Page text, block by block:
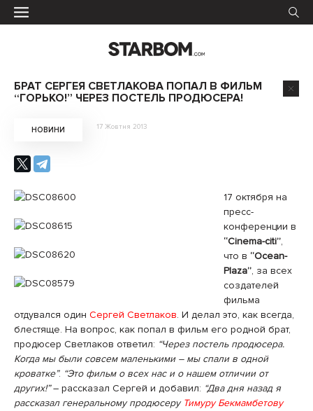
БРАТ СЕРГЕЯ СВЕТЛАКОВА ПОПАЛ В ФИЛЬМ
“ГОРЬКО!” ЧЕРЕЗ ПОСТЕЛЬ ПРОДЮСЕРА!
НОВИНИ 17 Жовтня 2013
17 октября на
пресс-
конференции в
“Сinema-citi”,
что в “Ocean-
Plaza”, за всех
создателей
фильма
отдувался один Сергей Светлаков. И делал это, как всегда,
блестяще. На вопрос, как попал в фильм его родной брат,
продюсер Светлаков ответил: “Через постель продюсера.
Когда мы были совсем маленькими – мы спали в одной
кроватке”. “Это фильм о всех нас и о нашем отличии от
других!”– рассказал Сергей и добавил: “Два дня назад я
рассказал генеральному продюсеру Тимуру Бекмамбетову